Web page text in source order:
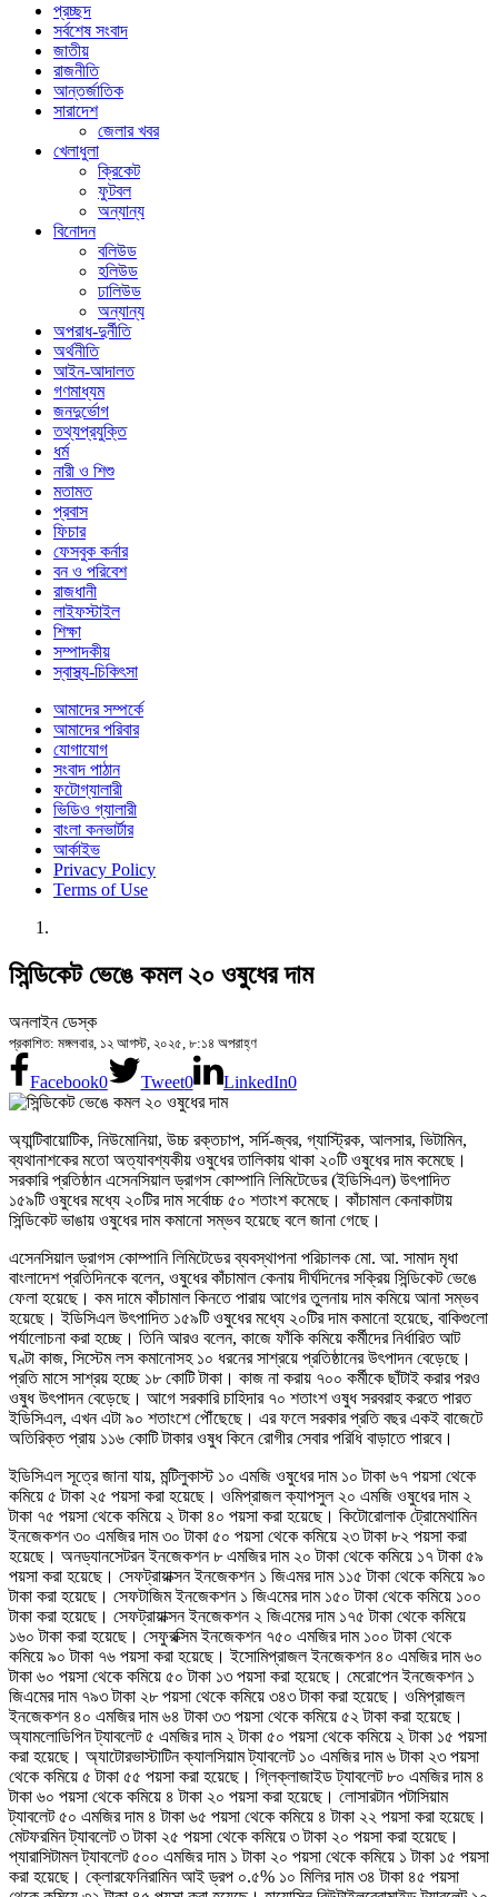
প্রচ্ছদ
সর্বশেষ সংবাদ
জাতীয়
রাজনীতি
আন্তর্জাতিক
সারাদেশ
জেলার খবর
খেলাধুলা
ক্রিকেট
ফুটবল
অন্যান্য
বিনোদন
বলিউড
হলিউড
ঢালিউড
অন্যান্য
অপরাধ-দুর্নীতি
অর্থনীতি
আইন-আদালত
গণমাধ্যম
জনদুর্ভোগ
তথ্যপ্রযুক্তি
ধর্ম
নারী ও শিশু
মতামত
প্রবাস
ফিচার
ফেসবুক কর্নার
বন ও পরিবেশ
রাজধানী
লাইফস্টাইল
শিক্ষা
সম্পাদকীয়
স্বাস্থ্য-চিকিৎসা
আমাদের সম্পর্কে
আমাদের পরিবার
যোগাযোগ
সংবাদ পাঠান
ফটোগ্যালারী
ভিডিও গ্যালারী
বাংলা কনভার্টার
আর্কাইভ
Privacy Policy
Terms of Use
সিন্ডিকেট ভেঙে কমল ২০ ওষুধের দাম
অনলাইন ডেস্ক
প্রকাশিত: মঙ্গলবার, ১২ আগস্ট, ২০২৫, ৮:১৪ অপরাহ্ণ
Facebook0 Tweet0 LinkedIn0
অ্যান্টিবায়োটিক, নিউমোনিয়া, উচ্চ রক্তচাপ, সর্দি-জ্বর, গ্যাস্ট্রিক, আলসার, ভিটামিন,
ব্যথানাশকের মতো অত্যাবশ্যকীয় ওষুধের তালিকায় থাকা ২০টি ওষুধের দাম কমেছে।
সরকারি প্রতিষ্ঠান এসেনসিয়াল ড্রাগস কোম্পানি লিমিটেডের (ইডিসিএল) উৎপাদিত
১৫৯টি ওষুধের মধ্যে ২০টির দাম সর্বোচ্চ ৫০ শতাংশ কমেছে। কাঁচামাল কেনাকাটায়
সিন্ডিকেট ভাঙায় ওষুধের দাম কমানো সম্ভব হয়েছে বলে জানা গেছে।
এসেনসিয়াল ড্রাগস কোম্পানি লিমিটেডের ব্যবস্থাপনা পরিচালক মো. আ. সামাদ মৃধা
বাংলাদেশ প্রতিদিনকে বলেন, ওষুধের কাঁচামাল কেনায় দীর্ঘদিনের সক্রিয় সিন্ডিকেট ভেঙে
ফেলা হয়েছে। কম দামে কাঁচামাল কিনতে পারায় আগের তুলনায় দাম কমিয়ে আনা সম্ভব
হয়েছে। ইডিসিএল উৎপাদিত ১৫৯টি ওষুধের মধ্যে ২০টির দাম কমানো হয়েছে, বাকিগুলো
পর্যালোচনা করা হচ্ছে। তিনি আরও বলেন, কাজে ফাঁকি কমিয়ে কর্মীদের নির্ধারিত আট
ঘণ্টা কাজ, সিস্টেম লস কমানোসহ ১০ ধরনের সাশ্রয়ে প্রতিষ্ঠানের উৎপাদন বেড়েছে।
প্রতি মাসে সাশ্রয় হচ্ছে ১৮ কোটি টাকা। কাজ না করায় ৭০০ কর্মীকে ছাঁটাই করার পরও
ওষুধ উৎপাদন বেড়েছে। আগে সরকারি চাহিদার ৭০ শতাংশ ওষুধ সরবরাহ করতে পারত
ইডিসিএল, এখন এটা ৯০ শতাংশে পৌঁছেছে। এর ফলে সরকার প্রতি বছর একই বাজেটে
অতিরিক্ত প্রায় ১১৬ কোটি টাকার ওষুধ কিনে রোগীর সেবার পরিধি বাড়াতে পারবে।
ইডিসিএল সূত্রে জানা যায়, মন্টিলুকাস্ট ১০ এমজি ওষুধের দাম ১০ টাকা ৬৭ পয়সা থেকে
কমিয়ে ৫ টাকা ২৫ পয়সা করা হয়েছে। ওমিপ্রাজল ক্যাপসুল ২০ এমজি ওষুধের দাম ২
টাকা ৭৫ পয়সা থেকে কমিয়ে ২ টাকা ৪০ পয়সা করা হয়েছে। কিটোরোলাক ট্রোমেথামিন
ইনজেকশন ৩০ এমজির দাম ৩০ টাকা ৫০ পয়সা থেকে কমিয়ে ২৩ টাকা ৮২ পয়সা করা
হয়েছে। অনড্যানসেটরন ইনজেকশন ৮ এমজির দাম ২০ টাকা থেকে কমিয়ে ১৭ টাকা ৫৯
পয়সা করা হয়েছে। সেফট্রায়াক্সন ইনজেকশন ১ জিএমর দাম ১১৫ টাকা থেকে কমিয়ে ৯০
টাকা করা হয়েছে। সেফটাজিম ইনজেকশন ১ জিএমের দাম ১৫০ টাকা থেকে কমিয়ে ১০০
টাকা করা হয়েছে। সেফট্রায়াক্সন ইনজেকশন ২ জিএমের দাম ১৭৫ টাকা থেকে কমিয়ে
১৬০ টাকা করা হয়েছে। সেফুরক্সিম ইনজেকশন ৭৫০ এমজির দাম ১০০ টাকা থেকে
কমিয়ে ৯০ টাকা ৭৬ পয়সা করা হয়েছে। ইসোমিপ্রাজল ইনজেকশন ৪০ এমজির দাম ৬০
টাকা ৬০ পয়সা থেকে কমিয়ে ৫০ টাকা ১৩ পয়সা করা হয়েছে। মেরোপেন ইনজেকশন ১
জিএমের দাম ৭৯৩ টাকা ২৮ পয়সা থেকে কমিয়ে ৩৪৩ টাকা করা হয়েছে। ওমিপ্রাজল
ইনজেকশন ৪০ এমজির দাম ৬৪ টাকা ৩৩ পয়সা থেকে কমিয়ে ৫২ টাকা করা হয়েছে।
অ্যামলোডিপিন ট্যাবলেট ৫ এমজির দাম ২ টাকা ৫০ পয়সা থেকে কমিয়ে ২ টাকা ১৫ পয়সা
করা হয়েছে। অ্যাটোরভাস্টাটিন ক্যালসিয়াম ট্যাবলেট ১০ এমজির দাম ৬ টাকা ২৩ পয়সা
থেকে কমিয়ে ৫ টাকা ৫৫ পয়সা করা হয়েছে। গ্লিক্লাজাইড ট্যাবলেট ৮০ এমজির দাম ৪
টাকা ৬০ পয়সা থেকে কমিয়ে ৪ টাকা ২০ পয়সা করা হয়েছে। লোসারটান পটাসিয়াম
ট্যাবলেট ৫০ এমজির দাম ৪ টাকা ৬৫ পয়সা থেকে কমিয়ে ৪ টাকা ২২ পয়সা করা হয়েছে।
মেটফরমিন ট্যাবলেট ৩ টাকা ২৫ পয়সা থেকে কমিয়ে ৩ টাকা ২০ পয়সা করা হয়েছে।
প্যারাসিটামল ট্যাবলেট ৫০০ এমজির দাম ১ টাকা ২০ পয়সা থেকে কমিয়ে ১ টাকা ১৫ পয়সা
করা হয়েছে। ক্লোরফেনিরামিন আই ড্রপ ০.৫% ১০ মিলির দাম ৩৪ টাকা ৪৫ পয়সা